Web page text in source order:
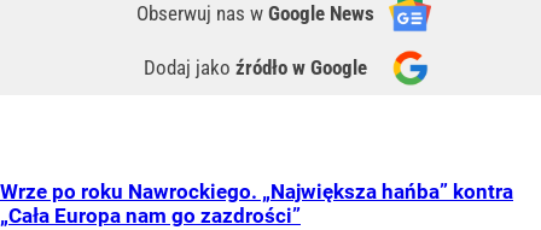
Obserwuj nas w Google News
Dodaj jako źródło w Google
Wrze po roku Nawrockiego. „Największa hańba” kontra
„Cała Europa nam go zazdrości”